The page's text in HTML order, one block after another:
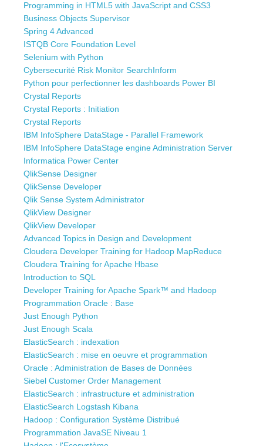
Programming in HTML5 with JavaScript and CSS3
Business Objects Supervisor
Spring 4 Advanced
ISTQB Core Foundation Level
Selenium with Python
Cybersecurité Risk Monitor SearchInform
Python pour perfectionner les dashboards Power BI
Crystal Reports
Crystal Reports : Initiation
Crystal Reports
IBM InfoSphere DataStage - Parallel Framework
IBM InfoSphere DataStage engine Administration Server
Informatica Power Center
QlikSense Designer
QlikSense Developer
Qlik Sense System Administrator
QlikView Designer
QlikView Developer
Advanced Topics in Design and Development
Cloudera Developer Training for Hadoop MapReduce
Cloudera Training for Apache Hbase
Introduction to SQL
Developer Training for Apache Spark™ and Hadoop
Programmation Oracle : Base
Just Enough Python
Just Enough Scala
ElasticSearch : indexation
ElasticSearch : mise en oeuvre et programmation
Oracle : Administration de Bases de Données
Siebel Customer Order Management
ElasticSearch : infrastructure et administration
ElasticSearch Logstash Kibana
Hadoop : Configuration Système Distribué
Programmation JavaSE Niveau 1